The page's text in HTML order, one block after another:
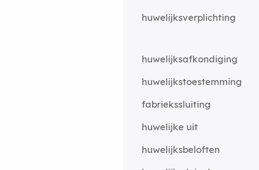
huwelijksverplichting
huwelijksafkondiging
huwelijkstoestemming
fabriekssluiting
huwelijke uit
huwelijksbeloften